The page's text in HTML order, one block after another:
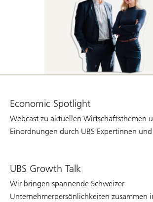
Economic Spotlight
Webcast zu aktuellen Wirtschaftsthemen
Einordnungen durch UBS Expertinnen und
UBS Growth Talk
Wir bringen spannende Schweizer
Unternehmerpersönlichkeiten zusammen